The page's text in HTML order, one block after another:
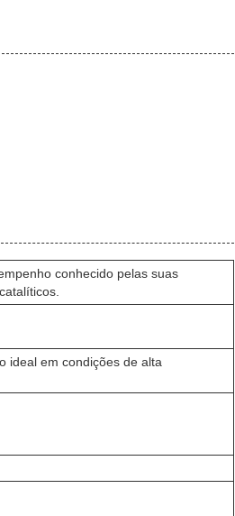
conhecido pelas suas
ideal em condições de alta